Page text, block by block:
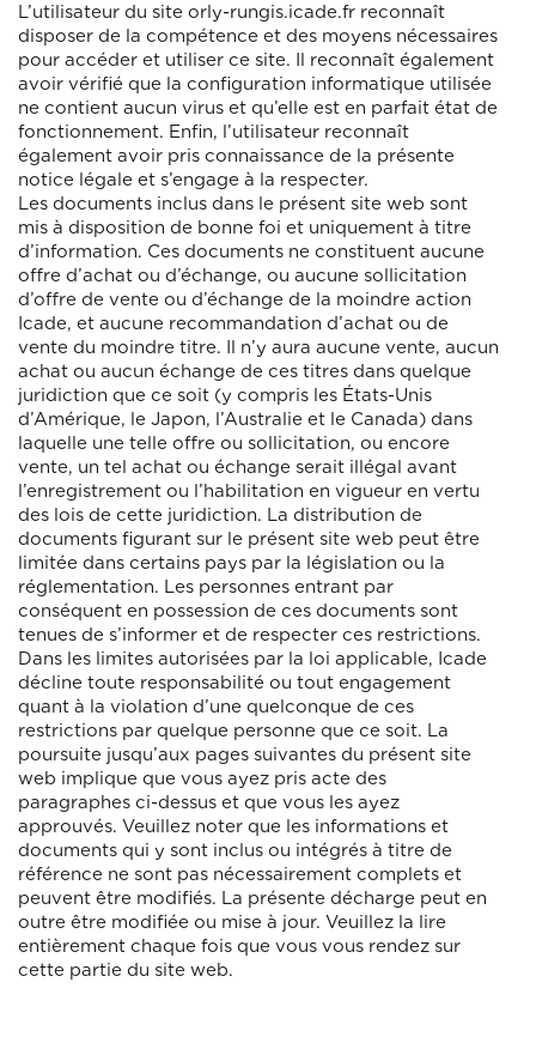
L’utilisateur du site orly-rungis.icade.frreconnaît
disposer de la compétence et des moyens nécessaires
pour accéder et utiliser ce site. Il reconnaît également
avoir vérifié que la configuration informatique utilisée
ne contient aucun virus et qu’elle est en parfait état de
fonctionnement. Enfin, l’utilisateur reconnaît
également avoir pris connaissance de la présente
notice légale et s’engage à la respecter.
Les documents inclus dans le présent site web sont
mis à disposition de bonne foi et uniquement à titre
d’information. Ces documents ne constituent aucune
offre d’achat ou d’échange, ou aucune sollicitation
d’offre de vente ou d’échange de la moindre action
Icade, et aucune recommandation d’achat ou de
vente du moindre titre. Il n’y aura aucune vente, aucun
achat ou aucun échange de ces titres dans quelque
juridiction que ce soit (y compris les États-Unis
d’Amérique, le Japon, l’Australie et le Canada) dans
laquelle une telle offre ou sollicitation, ou encore
vente, un tel achat ou échange serait illégal avant
l’enregistrement ou l’habilitation en vigueur en vertu
des lois de cette juridiction. La distribution de
documents figurant sur le présent site web peut être
limitée dans certains pays par la législation ou la
réglementation. Les personnes entrant par
conséquent en possession de ces documents sont
tenues de s’informer et de respecter ces restrictions.
Dans les limites autorisées par la loi applicable, Icade
décline toute responsabilité ou tout engagement
quant à la violation d’une quelconque de ces
restrictions par quelque personne que ce soit. La
poursuite jusqu’aux pages suivantes du présent site
web implique que vous ayez pris acte des
paragraphes ci-dessus et que vous les ayez
approuvés. Veuillez noter que les informations et
documents qui y sont inclus ou intégrés à titre de
référence ne sont pas nécessairement complets et
peuvent être modifiés. La présente décharge peut en
outre être modifiée ou mise à jour. Veuillez la lire
entièrement chaque fois que vous vous rendez sur
cette partie du site web.